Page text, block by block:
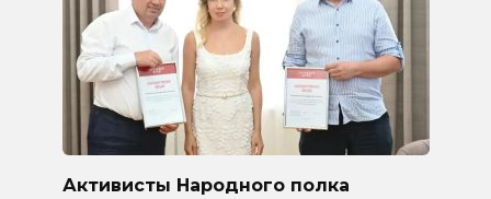
Активисты Народного полка